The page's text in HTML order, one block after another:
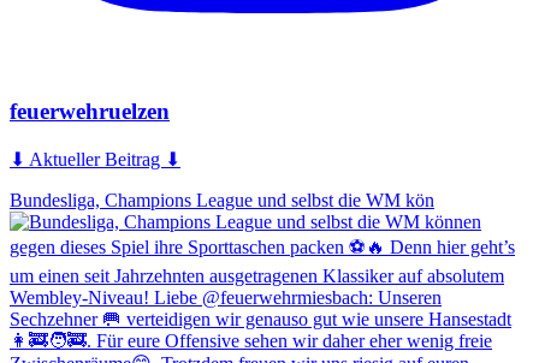
feuerwehruelzen
⬇ Aktueller Beitrag ⬇
Bundesliga, Champions League und selbst die WM kön